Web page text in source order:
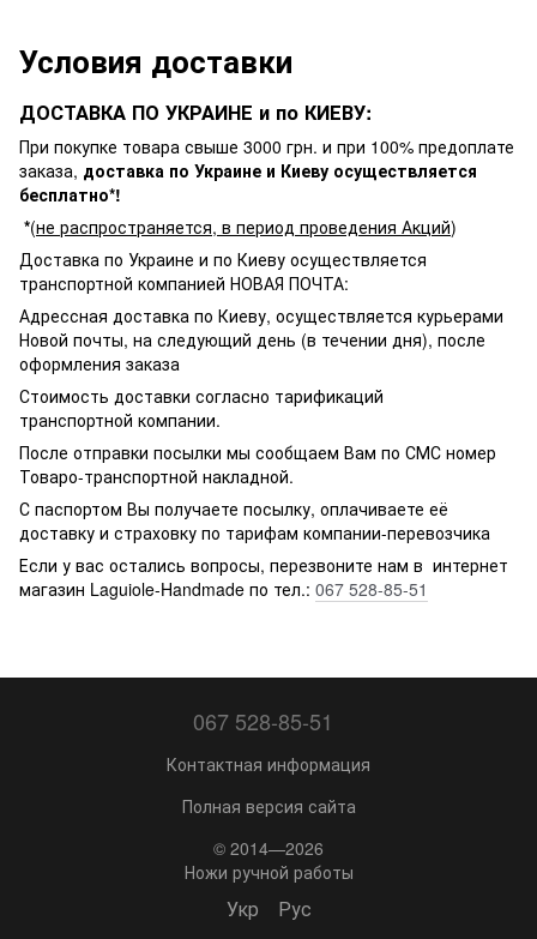
Условия доставки
ДОСТАВКА ПО УКРАИНЕ и по КИЕВУ:
При покупке товара свыше 3000 грн. и при 100% предоплате
заказа, доставка по Украине и Киеву осуществляется
бесплатно*!
*(не распространяется, в период проведения Акций)
Доставка по Украине и по Киеву осуществляется
транспортной компанией НОВАЯ ПОЧТА:
Адрессная доставка по Киеву, осуществляется курьерами
Новой почты, на следующий день (в течении дня), после
оформления заказа
Стоимость доставки согласно тарификаций
транспортной компании.
После отправки посылки мы сообщаем Вам по СМС номер
Товаро-транспортной накладной.
С паспортом Вы получаете посылку, оплачиваете её
доставку и страховку по тарифам компании-перевозчика
Если у вас остались вопросы, перезвоните нам в интернет
магазин Laguiole-Handmade по тел.: 067 528-85-51
067 528-85-51
Контактная информация
Полная версия сайта
© 2014—2026
Ножи ручной работы
Укр Рус